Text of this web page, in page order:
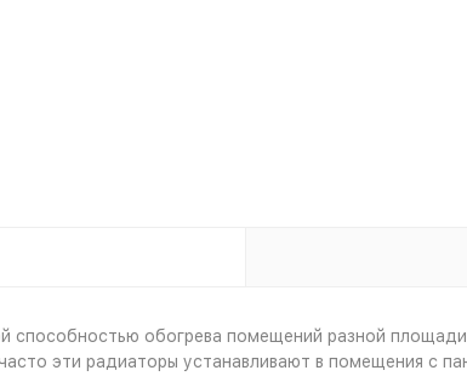
способностью обогрева помещений разной
эти радиаторы устанавливают в помещения с